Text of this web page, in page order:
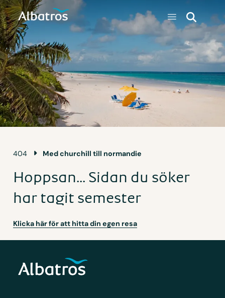
404 Med churchill till normandie
Hoppsan... Sidan du söker
har tagit semester
Klicka här för att hitta din egen resa